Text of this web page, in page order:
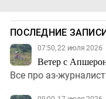
ПОСЛЕДНИЕ
07:50, 22 июля 2026
Ветер с
Все про аз-